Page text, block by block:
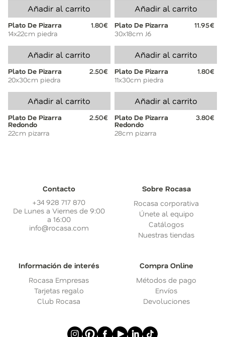
Añadir al carrito
Plato De Pizarra
1.80€
14x22cm piedra
Añadir al carrito
Plato De Pizarra
11.95€
30x18cm J6
Añadir al carrito
Plato De Pizarra
2.50€
20x30cm piedra
Añadir al carrito
Plato De Pizarra
1.80€
11x30cm piedra
Añadir al carrito
Plato De Pizarra
Redondo
2.50€
22cm pizarra
Añadir al carrito
Plato De Pizarra
Redondo
3.80€
28cm pizarra
Contacto
+34 928 717 870
De Lunes a Viernes de 9:00
a 16:00
info@rocasa.com
Sobre Rocasa
Rocasa corporativa
Únete al equipo
Catálogos
Nuestras tiendas
Información de interés
Rocasa Empresas
Tarjetas regalo
Club Rocasa
Compra Online
Métodos de pago
Envíos
Devoluciones